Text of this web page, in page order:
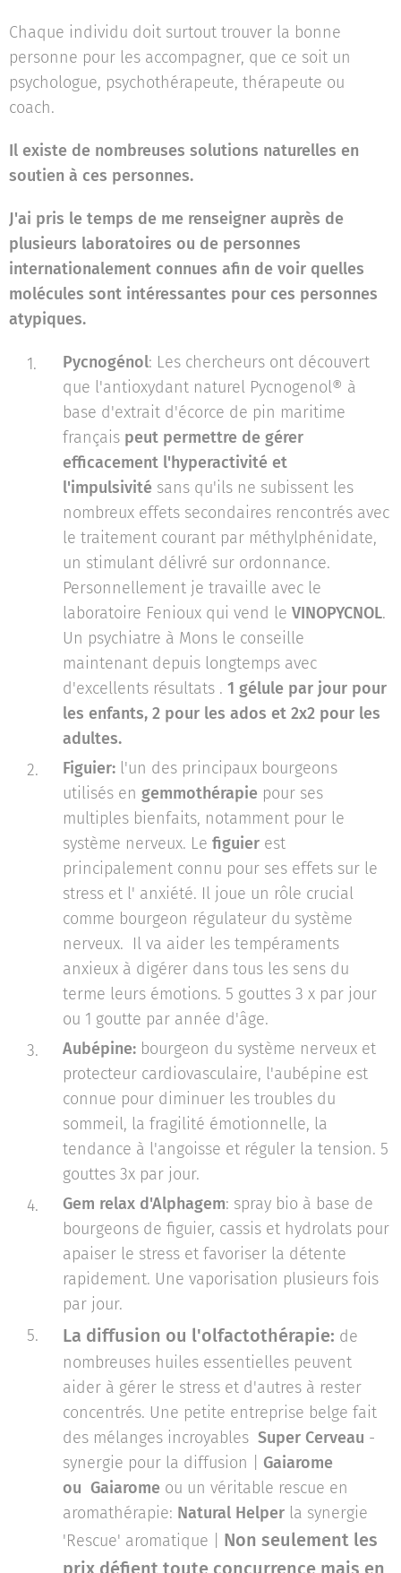
Chaque individu doit surtout trouver la bonne
personne pour les accompagner, que ce soit un
psychologue, psychothérapeute, thérapeute ou
coach.
Il existe de nombreuses solutions naturelles en
soutien à ces personnes.
J'ai pris le temps de me renseigner auprès de
plusieurs laboratoires ou de personnes
internationalement connues afin de voir quelles
molécules sont intéressantes pour ces personnes
atypiques.
Pycnogénol: Les chercheurs ont découvert
que l'antioxydant naturel Pycnogenol® à
base d'extrait d'écorce de pin maritime
français peut permettre de gérer
efficacement l'hyperactivité et
l'impulsivité sans qu'ils ne subissent les
nombreux effets secondaires rencontrés avec
le traitement courant par méthylphénidate,
un stimulant délivré sur ordonnance.
Personnellement je travaille avec le
laboratoire Fenioux qui vend le VINOPYCNOL.
Un psychiatre à Mons le conseille
maintenant depuis longtemps avec
d'excellents résultats . 1 gélule par jour pour
les enfants, 2 pour les ados et 2x2 pour les
adultes.
Figuier: l'un des principaux bourgeons
utilisés en gemmothérapie pour ses
multiples bienfaits, notamment pour le
système nerveux. Le figuier est
principalement connu pour ses effets sur le
stress et l' anxiété. Il joue un rôle crucial
comme bourgeon régulateur du système
nerveux. Il va aider les tempéraments
anxieux à digérer dans tous les sens du
terme leurs émotions. 5 gouttes 3 x par jour
ou 1 goutte par année d'âge.
Aubépine: bourgeon du système nerveux et
protecteur cardiovasculaire, l'aubépine est
connue pour diminuer les troubles du
sommeil, la fragilité émotionnelle, la
tendance à l'angoisse et réguler la tension. 5
gouttes 3x par jour.
Gem relax d'Alphagem: spray bio à base de
bourgeons de figuier, cassis et hydrolats pour
apaiser le stress et favoriser la détente
rapidement. Une vaporisation plusieurs fois
par jour.
La diffusion ou l'olfactothérapie: de
nombreuses huiles essentielles peuvent
aider à gérer le stress et d'autres à rester
concentrés. Une petite entreprise belge fait
des mélanges incroyables Super Cerveau -
synergie pour la diffusion |
Gaiarome
ou Gaiarome ou un véritable rescue en
aromathérapie: Natural Helper la synergie
'Rescue' aromatique | Non seulement les
prix défient toute concurrence mais en